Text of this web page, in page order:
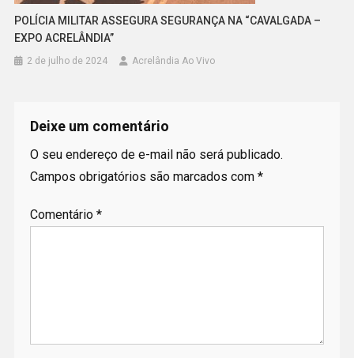
POLÍCIA MILITAR ASSEGURA SEGURANÇA NA “CAVALGADA –
EXPO ACRELÂNDIA”
2 de julho de 2024 Acrelândia Ao Vivo
Deixe um comentário
O seu endereço de e-mail não será publicado.
Campos obrigatórios são marcados com *
Comentário *